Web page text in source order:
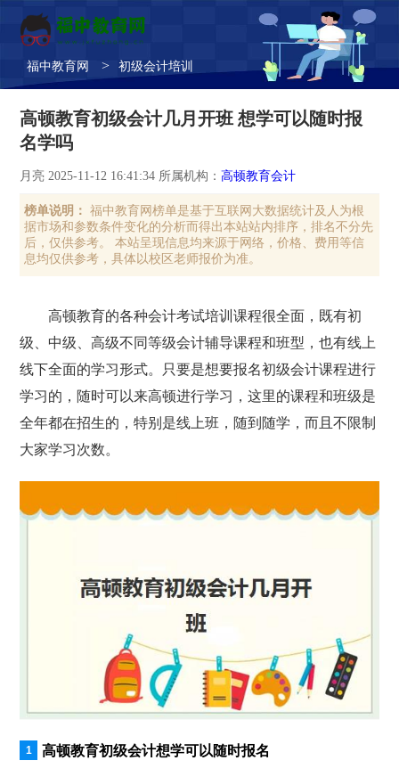
福中教育网 > 初级会计培训
高顿教育初级会计几月开班 想学可以随时报
名学吗
月亮 2025-11-12 16:41:34 所属机构：高顿教育会计
榜单说明：
福中教育网榜单是基于互联网大数据统计及人为根
据市场和参数条件变化的分析而得出本站站内排序，排名不分先
后，仅供参考。 本站呈现信息均来源于网络，价格、费用等信
息均仅供参考，具体以校区老师报价为准。
高顿教育的各种会计考试培训课程很全面，既有初
级、中级、高级不同等级会计辅导课程和班型，也有线上
线下全面的学习形式。只要是想要报名初级会计课程进行
学习的，随时可以来高顿进行学习，这里的课程和班级是
全年都在招生的，特别是线上班，随到随学，而且不限制
大家学习次数。
高顿教育初级会计想学可以随时报名